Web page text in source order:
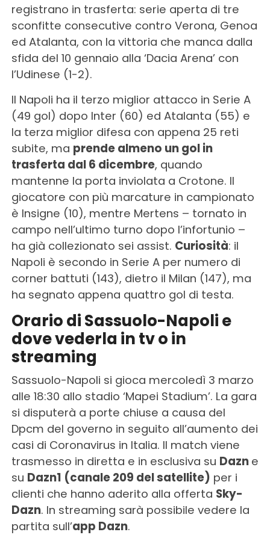
registrano in trasferta: serie aperta di tre
sconfitte consecutive contro Verona, Genoa
ed Atalanta, con la vittoria che manca dalla
sfida del 10 gennaio alla ‘Dacia Arena’ con
l’Udinese (1-2).
Il Napoli ha il terzo miglior attacco in Serie A
(49 gol) dopo Inter (60) ed Atalanta (55) e
la terza miglior difesa con appena 25 reti
subite, ma prende almeno un gol in
trasferta dal 6 dicembre, quando
mantenne la porta inviolata a Crotone. Il
giocatore con più marcature in campionato
è Insigne (10), mentre Mertens – tornato in
campo nell’ultimo turno dopo l’infortunio –
ha già collezionato sei assist. Curiosità: il
Napoli è secondo in Serie A per numero di
corner battuti (143), dietro il Milan (147), ma
ha segnato appena quattro gol di testa.
Orario di Sassuolo-Napoli e
dove vederla in tv o in
streaming
Sassuolo-Napoli si gioca mercoledì 3 marzo
alle 18:30 allo stadio ‘Mapei Stadium’. La gara
si disputerà a porte chiuse a causa del
Dpcm del governo in seguito all’aumento dei
casi di Coronavirus in Italia. Il match viene
trasmesso in diretta e in esclusiva su Dazn e
su Dazn1 (canale 209 del satellite) per i
clienti che hanno aderito alla offerta Sky-
Dazn. In streaming sarà possibile vedere la
partita sull’app Dazn.